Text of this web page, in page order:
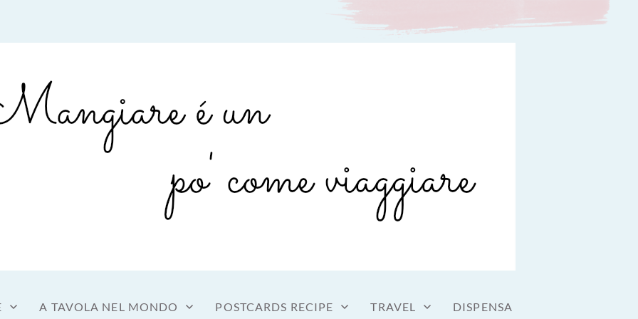
A TAVOLA NEL MONDO POSTCARDS RECIPE TRAVEL DISPENSA